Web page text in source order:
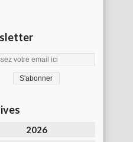
2026